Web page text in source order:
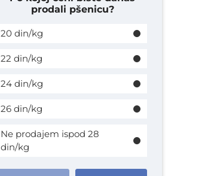
prodali pšenicu?
20 din/kg
22 din/kg
24 din/kg
26 din/kg
Ne prodajem ispod 28
din/kg